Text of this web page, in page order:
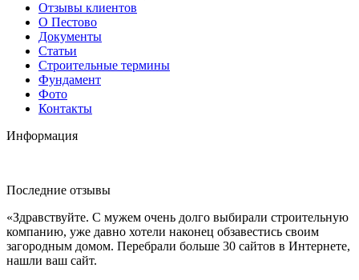
Отзывы клиентов
О Пестово
Документы
Статьи
Строительные термины
Фундамент
Фото
Контакты
Информация
Последние отзывы
«Здравствуйте. С мужем очень долго выбирали строительную
компанию, уже давно хотели наконец обзавестись своим
загородным домом. Перебрали больше 30 сайтов в Интернете,
нашли ваш сайт.